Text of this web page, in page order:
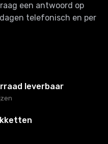
een antwoord op
telefonisch en per
leverbaar